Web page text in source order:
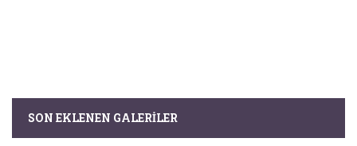
SON EKLENEN GALERILER